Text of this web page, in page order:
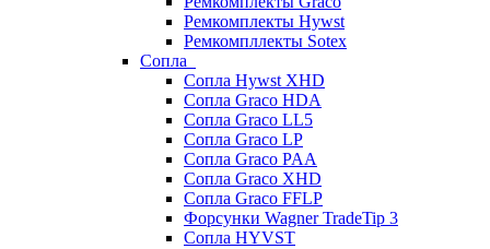
Ремкомплекты Hywst
Ремкомпллекты Sotex
Сопла
Сопла Hywst XHD
Сопла Graco HDA
Сопла Graco LL5
Сопла Graco LP
Сопла Graco PAA
Сопла Graco XHD
Сопла Graco FFLP
Форсунки Wagner TradeTip 3
Сопла HYVST